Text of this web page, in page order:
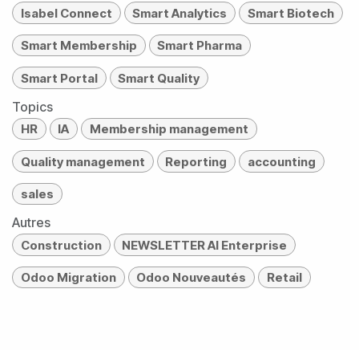
Isabel Connect Smart Analytics Smart Biotech
Smart Membership Smart Pharma
Smart Portal Smart Quality
Topics
HR IA Membership management
Quality management Reporting accounting
sales
Autres
Construction NEWSLETTER AI Enterprise
Odoo Migration Odoo Nouveautés Retail